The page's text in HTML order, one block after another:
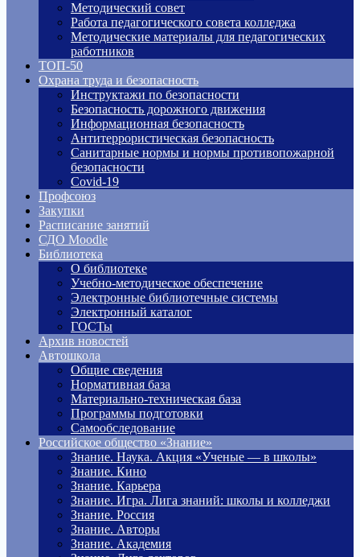
Методический совет
Работа педагогического совета колледжа
Методические материалы для педагогических
работников
ТОП-50
Охрана труда и безопасность
Инструктажи по безопасности
Безопасность дорожного движения
Информационная безопасность
Антитеррористическая безопасность
Санитарные нормы и нормы противопожарной
безопасности
Covid-19
Профсоюз
Закупки
Расписание занятий
СДО Moodle
Библиотека
О библиотеке
Учебно-методическое обеспечение
Электронные библиотечные системы
Электронный каталог
ГОСТы
Архив новостей
Автошкола
Общие сведения
Нормативная база
Материально-техническая база
Программы подготовки
Самообследование
Российское общество «Знание»
Знание. Наука. Акция «Ученые — в школы»
Знание. Кино
Знание. Карьера
Знание. Игра. Лига знаний: школы и колледжи
Знание. Россия
Знание. Авторы
Знание. Академия